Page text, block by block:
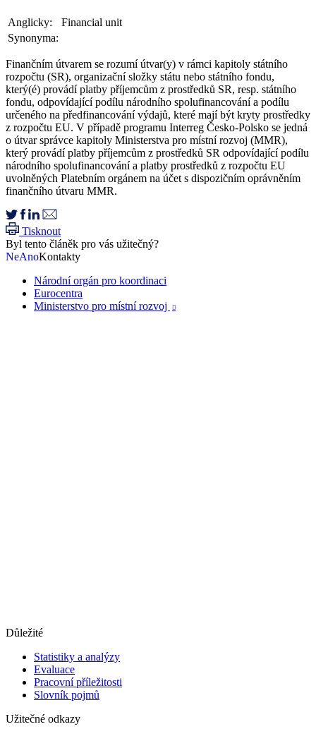
Anglicky:
Financial unit
Synonyma:
Finančním útvarem se rozumí útvar(y) v rámci kapitoly státního
rozpočtu (SR), organizační složky státu nebo státního fondu,
který(é) provádí platby příjemcům z prostředků SR, resp. státního
fondu, odpovídající podílu národního spolufinancování a podílu
určeného na předfinancování výdajů, které mají být kryty prostředky
z rozpočtu EU. V případě programu Interreg Česko-Polsko se jedná
o útvar správce kapitoly Ministerstva pro místní rozvoj (MMR),
který provádí platby příjemcům z prostředků SR odpovídající podílu
národního spolufinancování a platby prostředků z rozpočtu EU
uvolněných Platebním orgánem na účet s dispozičním oprávněním
finančního útvaru MMR.
Tisknout
Byl tento článěk pro vás užitečný?
NeAnoKontakty
Národní orgán pro koordinaci
Eurocentra
Ministerstvo pro místní rozvoj

Důležité
Statistiky a analýzy
Evaluace
Pracovní příležitosti
Slovník pojmů
Užitečné odkazy